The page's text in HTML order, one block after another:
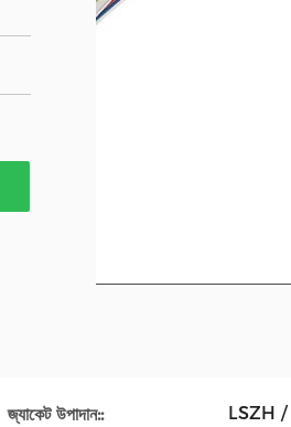
জ্যাকেট উপাদান:: LSZH /